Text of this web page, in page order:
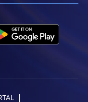
可以 VISA 或
業進修學院
院設有報名服務的教